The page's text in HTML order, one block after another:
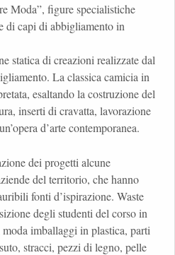
Moda”, figure specialistiche
di capi di abbigliamento in
statica di creazioni realizzate dal
La classica camicia in
esaltando la costruzione del
inserti di cravatta, lavorazione
d’arte contemporanea.
dei progetti alcune
del territorio, che hanno
fonti d’ispirazione. Waste
degli studenti del corso in
imballaggi in plastica, parti
stracci, pezzi di legno, pelle